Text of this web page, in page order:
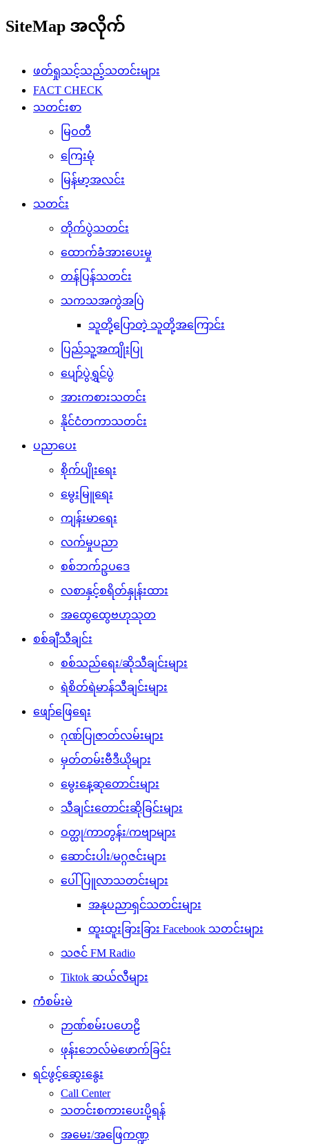
SiteMap အလိုက်
ဖတ်ရှုသင့်သည့်သတင်းများ
FACT CHECK
သတင်းစာ
မြဝတီ
ကြေးမုံ
မြန်မာ့အလင်း
သတင်း
တိုက်ပွဲသတင်း
ထောက်ခံအားပေးမှု
တန်ပြန်သတင်း
သကသအကွဲအပြဲ
သူတို့ပြောတဲ့ သူတို့အကြောင်း
ပြည်သူ့အကျိုးပြု
ပျော်ပွဲရွှင်ပွဲ
အားကစားသတင်း
နိုင်ငံတကာသတင်း
ပညာပေး
စိုက်ပျိုးရေး
မွေးမြူရေး
ကျန်းမာရေး
လက်မှုပညာ
စစ်ဘက်ဥပဒေ
လစာနှင့်စရိတ်နှုန်းထား
အထွေထွေဗဟုသုတ
စစ်ချီသီချင်း
စစ်သည်ရေး/ဆိုသီချင်းများ
ရဲစိတ်ရဲမာန်သီချင်းများ
ဖျော်ဖြေရေး
ဂုဏ်ပြုဇာတ်လမ်းများ
မှတ်တမ်းဗီဒီယိုများ
မွေးနေ့ဆုတောင်းများ
သီချင်းတောင်းဆိုခြင်းများ
ဝတ္ထု/ကာတွန်း/ကဗျာများ
ဆောင်းပါး/မဂ္ဂဇင်းများ
ပေါ်ပြူလာသတင်းများ
အနုပညာရှင်သတင်းများ
ထူးထူးခြားခြား Facebook သတင်းများ
သဇင် FM Radio
Tiktok ဆယ်လီများ
ကံစမ်းမဲ
ဉာဏ်စမ်းပဟေဠိ
ဖုန်းဘေလ်မဲဖောက်ခြင်း
ရင်ဖွင့်ဆွေးနွေး
Call Center
သတင်းစကားပေးပို့ရန်
အမေး/အဖြေကဏ္ဍ